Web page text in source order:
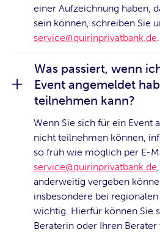
einer Aufzeichnung haben,
sein können, schreiben Sie
service@quirinprivatbank.de.
Was passiert, wenn
Event angemeldet
teilnehmen kann?
Wenn Sie sich für ein Event
nicht teilnehmen können,
so früh wie möglich per E-
service@quirinprivatbank.de
anderweitig vergeben
insbesondere bei
wichtig. Hierfür können Sie
Beraterin oder Ihren